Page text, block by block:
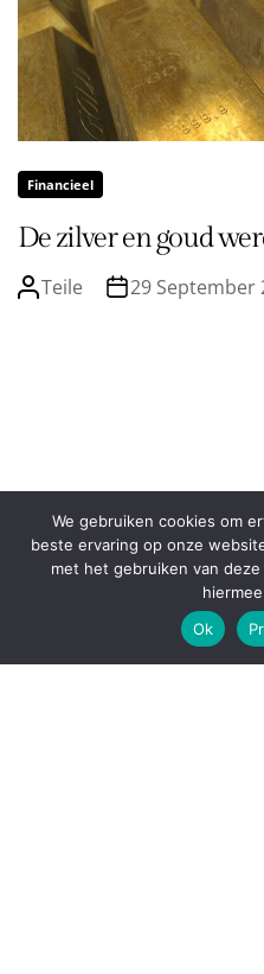
Financieel
De zilver en goud
Teile 29 September
We gebruiken cookies om
beste ervaring op onze
met het gebruiken van
Ok